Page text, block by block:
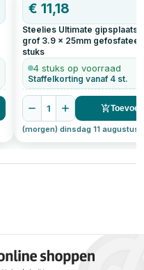
€11,18
Steelies Ultimate
grof 3.9 x 25mm
stuks
4 stuks op voorraad
Staffelkorting vanaf 4 st.
1
(morgen) dinsdag 11 augustus